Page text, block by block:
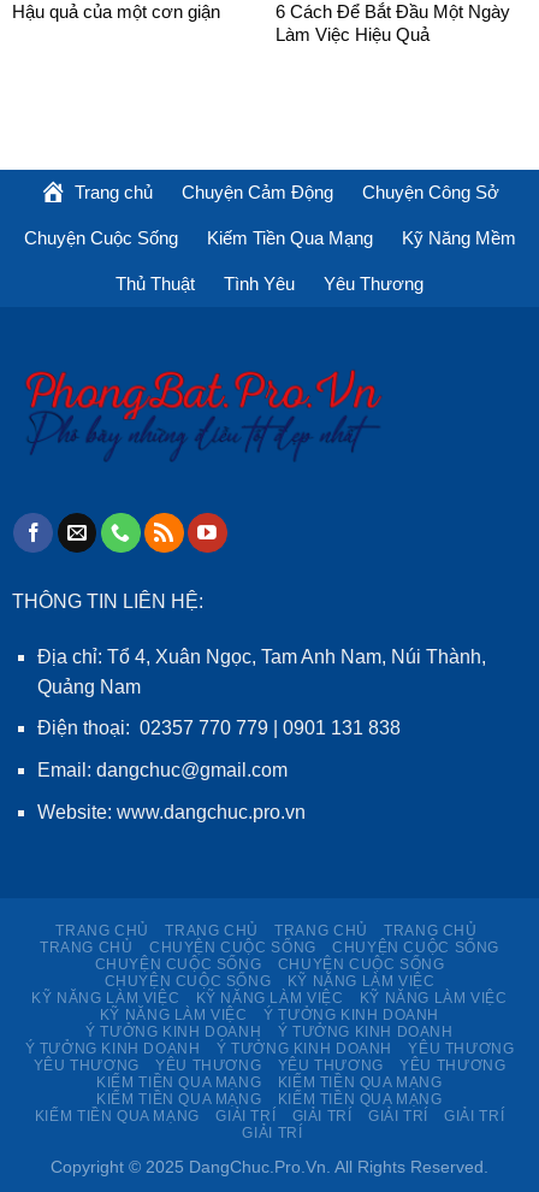
Hậu quả của một cơn giận
6 Cách Để Bắt Đầu Một Ngày
Làm Việc Hiệu Quả
Trang chủ Chuyện Cảm Động Chuyện Công Sở
Chuyện Cuộc Sống Kiếm Tiền Qua Mạng Kỹ Năng Mềm
Thủ Thuật Tình Yêu Yêu Thương
THÔNG TIN LIÊN HỆ:
Địa chỉ: Tổ 4, Xuân Ngọc, Tam Anh Nam, Núi Thành,
Quảng Nam
Điện thoại: 02357 770 779 | 0901 131 838
Email: dangchuc@gmail.com
Website: www.dangchuc.pro.vn
TRANG CHỦ TRANG CHỦ TRANG CHỦ
TRANG CHỦ
TRANG CHỦ
CHUYỆN CUỘC SỐNG
CHUYỆN CUỘC SỐNG
CHUYỆN CUỘC SỐNG
CHUYỆN CUỘC SỐNG
CHUYỆN CUỘC SỐNG
KỸ NĂNG LÀM VIỆC
KỸ NĂNG LÀM VIỆC
KỸ NĂNG LÀM VIỆC
KỸ NĂNG LÀM VIỆC
KỸ NĂNG LÀM VIỆC
Ý TƯỞNG KINH DOANH
Ý TƯỞNG KINH DOANH
Ý TƯỞNG KINH DOANH
Ý TƯỞNG KINH DOANH
Ý TƯỞNG KINH DOANH
YÊU THƯƠNG
YÊU THƯƠNG
YÊU THƯƠNG YÊU THƯƠNG
YÊU THƯƠNG
KIẾM TIỀN QUA MẠNG
KIẾM TIỀN QUA MẠNG
KIẾM TIỀN QUA MẠNG
KIẾM TIỀN QUA MẠNG
KIẾM TIỀN QUA MẠNG
GIẢI TRÍ GIẢI TRÍ GIẢI TRÍ
GIẢI TRÍ
GIẢI TRÍ
Copyright © 2025 DangChuc.Pro.Vn. All Rights Reserved.